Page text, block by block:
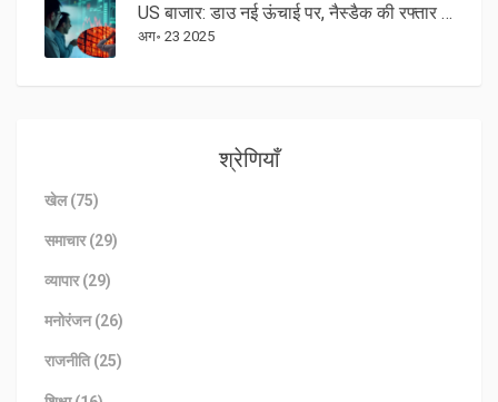
US बाजार: डाउ नई ऊंचाई पर, नैस्डैक की रफ्तार थमी—क्या संकेत दे रहा है यह रोटेशन
अग॰ 23 2025
श्रेणियाँ
खेल(75)
समाचार(29)
व्यापार(29)
मनोरंजन(26)
राजनीति(25)